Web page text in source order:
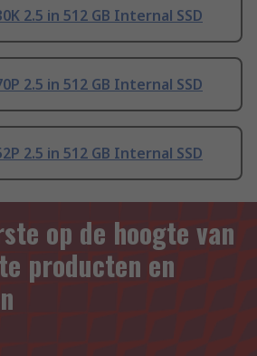
2.5 in 512 GB Internal SSD
2.5 in 512 GB Internal SSD
2.5 in 512 GB Internal SSD
op de hoogte van
producten en